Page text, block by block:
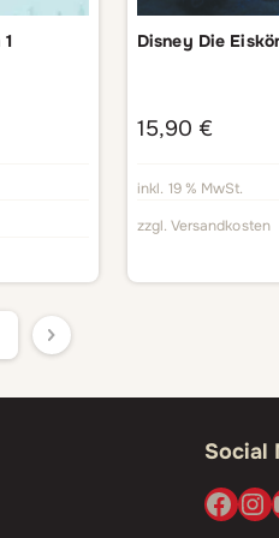
Disney Die
15,90 €
inkl. 19 % MwSt.
zzgl. Versandkosten
Social